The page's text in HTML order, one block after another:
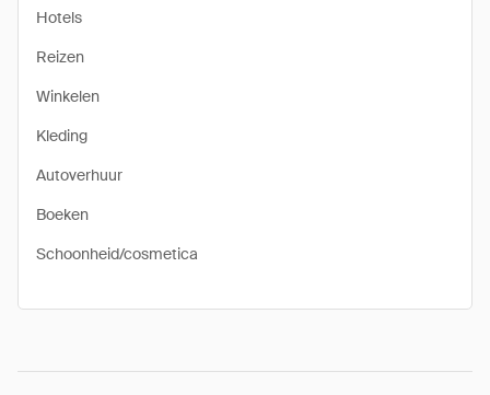
Hotels
Reizen
Winkelen
Kleding
Autoverhuur
Boeken
Schoonheid/cosmetica